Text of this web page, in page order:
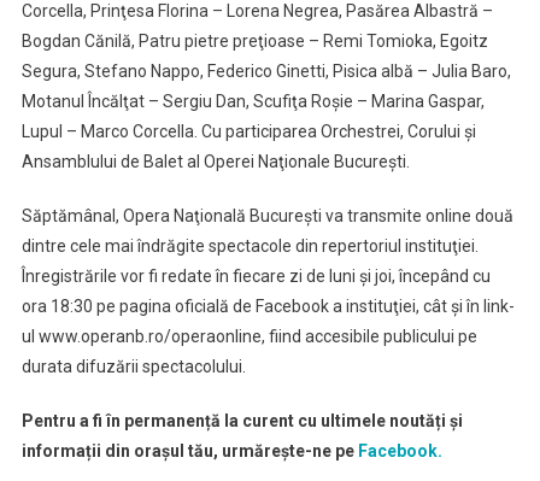
Corcella, Prinţesa Florina – Lorena Negrea, Pasărea Albastră –
Bogdan Cănilă, Patru pietre preţioase – Remi Tomioka, Egoitz
Segura, Stefano Nappo, Federico Ginetti, Pisica albă – Julia Baro,
Motanul Încălţat – Sergiu Dan, Scufiţa Roşie – Marina Gaspar,
Lupul – Marco Corcella. Cu participarea Orchestrei, Corului şi
Ansamblului de Balet al Operei Naţionale Bucureşti.
Săptămânal, Opera Naţională Bucureşti va transmite online două
dintre cele mai îndrăgite spectacole din repertoriul instituţiei.
Înregistrările vor fi redate în fiecare zi de luni şi joi, începând cu
ora 18:30 pe pagina oficială de Facebook a instituţiei, cât şi în link-
ul www.operanb.ro/operaonline, fiind accesibile publicului pe
durata difuzării spectacolului.
Pentru a fi în permanență la curent cu ultimele noutăți și
informații din orașul tău, urmărește-ne peFacebook.